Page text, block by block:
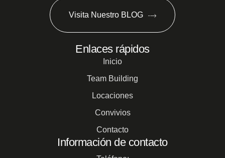
Visita Nuestro BLOG
Enlaces rápidos
Inicio
Team Building
Locaciones
Convivios
Contacto
Información de contacto